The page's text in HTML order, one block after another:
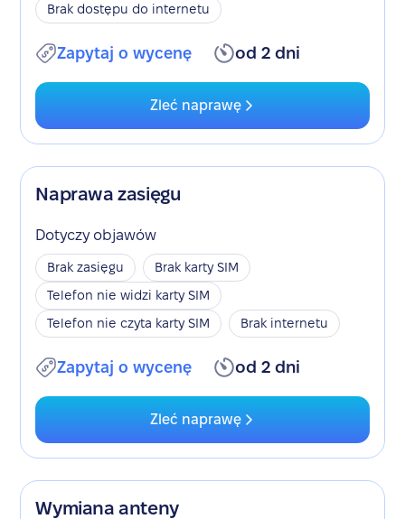
Brak dostępu do internetu
Zapytaj o wycenę od 2 dni
Zleć naprawę
Naprawa zasięgu
Dotyczy objawów
Brak zasięgu
Brak karty SIM
Telefon nie widzi karty SIM
Telefon nie czyta karty SIM
Brak internetu
Zapytaj o wycenę od 2 dni
Zleć naprawę
Wymiana anteny